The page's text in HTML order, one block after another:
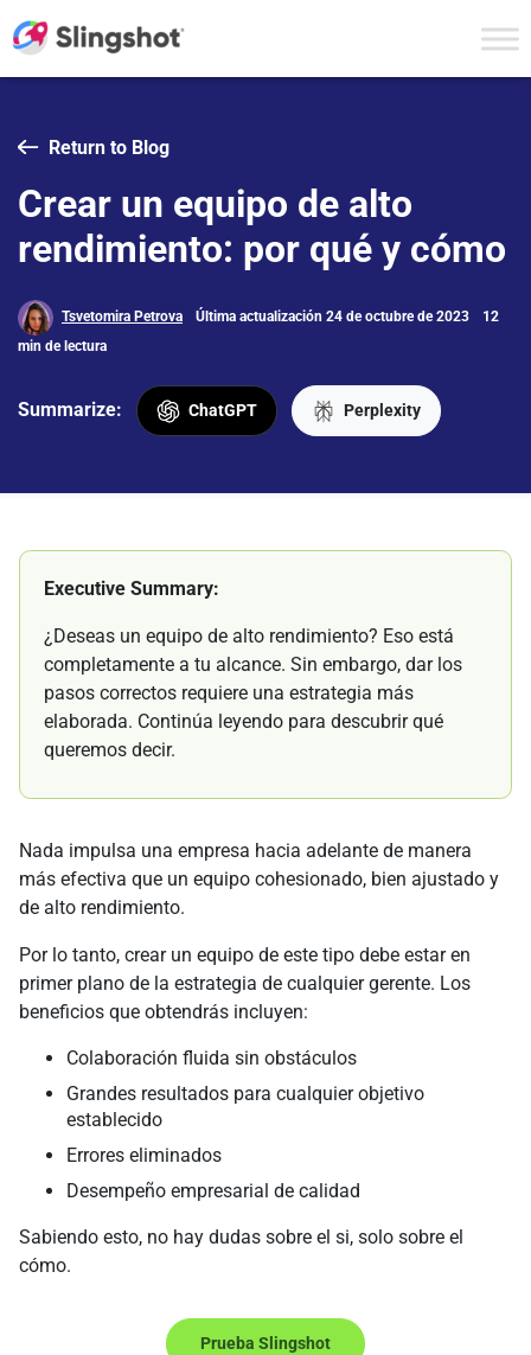
Return to Blog
Crear un equipo de alto
rendimiento: por qué y cómo
Tsvetomira Petrova Última actualización 24 de octubre de 2023
12
min de lectura
Summarize: ChatGPT Perplexity
Executive Summary:
¿Deseas un equipo de alto rendimiento? Eso está
completamente a tu alcance. Sin embargo, dar los
pasos correctos requiere una estrategia más
elaborada. Continúa leyendo para descubrir qué
queremos decir.
Nada impulsa una empresa hacia adelante de manera
más efectiva que un equipo cohesionado, bien ajustado y
de alto rendimiento.
Por lo tanto, crear un equipo de este tipo debe estar en
primer plano de la estrategia de cualquier gerente. Los
beneficios que obtendrás incluyen:
Colaboración fluida sin obstáculos
Grandes resultados para cualquier objetivo
establecido
Errores eliminados
Desempeño empresarial de calidad
Sabiendo esto, no hay dudas sobre el si, solo sobre el
cómo.
Prueba Slingshot